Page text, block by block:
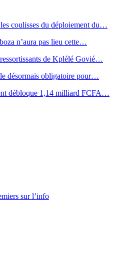
coulisses du déploiement du…
n’aura pas lieu cette…
de Kplélé Govié…
désormais obligatoire pour…
débloque 1,14 milliard FCFA…
sur l’info